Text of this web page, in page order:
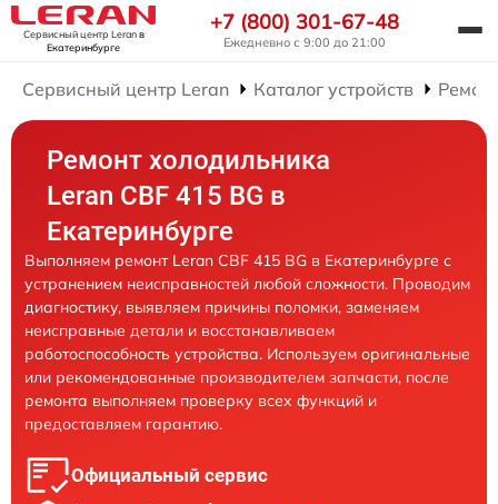
Сервисный центр Leranв
Екатеринбурге
+7 (800) 301-67-48
Ежедневно с 9:00 до 21:00
Сервисный центр Leran Каталог устройств
Ремонт холодильника
Leran CBF 415 BG в
Екатеринбурге
Выполняем ремонт Leran CBF 415 BG в Екатеринбурге с
устранением неисправностей любой сложности. Проводим
диагностику, выявляем причины поломки, заменяем
неисправные детали и восстанавливаем
работоспособность устройства. Используем оригинальные
или рекомендованные производителем запчасти, после
ремонта выполняем проверку всех функций и
предоставляем гарантию.
Официальный сервис